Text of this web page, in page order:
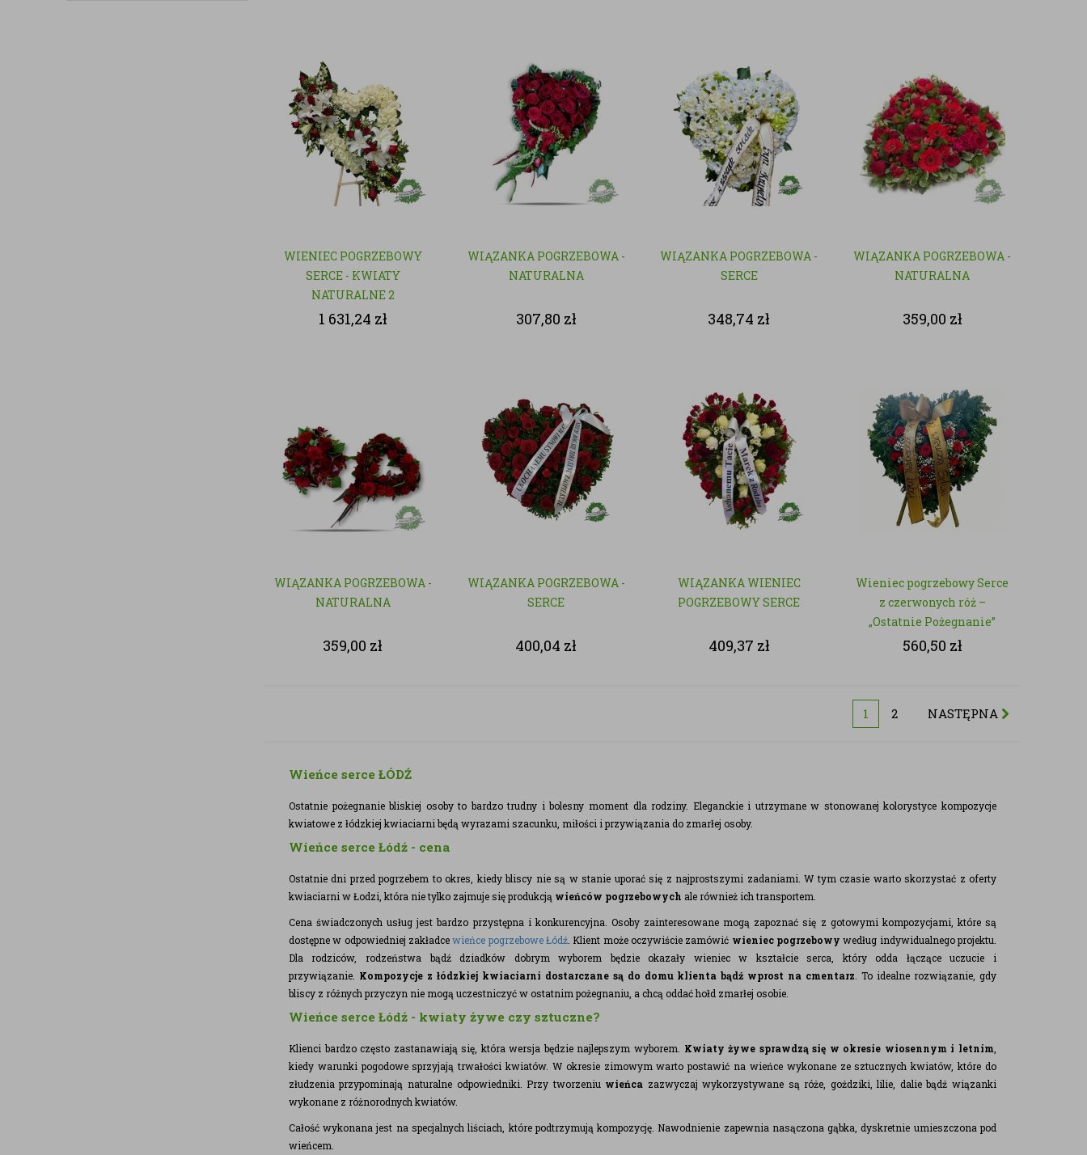
WIENIEC POGRZEBOWY
SERCE - KWIATY
NATURALNE 2
1 631,24 zł
WIĄZANKA POGRZEBOWA -
NATURALNA
307,80 zł
WIĄZANKA POGRZEBOWA -
SERCE
348,74 zł
WIĄZANKA POGRZEBOWA -
NATURALNA
359,00 zł
WIĄZANKA POGRZEBOWA -
NATURALNA
359,00 zł
WIĄZANKA POGRZEBOWA -
SERCE
400,04 zł
WIĄZANKA WIENIEC
POGRZEBOWY SERCE
409,37 zł
Wieniec pogrzebowy Serce
z czerwonych róż –
„Ostatnie Pożegnanie”
560,50 zł
1 2 NASTĘPNA
Wieńce serce ŁÓDŹ
Ostatnie pożegnanie bliskiej osoby to bardzo trudny i bolesny moment dla rodziny. Eleganckie i utrzymane w stonowanej kolorystyce kompozycje
kwiatowe z łódzkiej kwiaciarni będą wyrazami szacunku, miłości i przywiązania do zmarłej osoby.
Wieńce serce Łódź - cena
Ostatnie dni przed pogrzebem to okres, kiedy bliscy nie są w stanie uporać się z najprostszymi zadaniami. W tym czasie warto skorzystać z oferty
kwiaciarni w Łodzi, która nie tylko zajmuje się produkcją wieńców pogrzebowych ale również ich transportem.
Cena świadczonych usług jest bardzo przystępna i konkurencyjna. Osoby zainteresowane mogą zapoznać się z gotowymi kompozycjami, które są
dostępne w odpowiedniej zakładcewieńce pogrzebowe Łódź. Klient może oczywiście zamówić wieniec pogrzebowy według indywidualnego projektu.
Dla rodziców, rodzeństwa bądź dziadków dobrym wyborem będzie okazały wieniec w kształcie serca, który odda łączące uczucie i
przywiązanie. Kompozycje z łódzkiej kwiaciarni dostarczane są do domu klienta bądź wprost na cmentarz . To idealne rozwiązanie, gdy
bliscy z różnych przyczyn nie mogą uczestniczyć w ostatnim pożegnaniu, a chcą oddać hołd zmarłej osobie.
Wieńce serce Łódź - kwiaty żywe czy sztuczne?
Klienci bardzo często zastanawiają się, która wersja będzie najlepszym wyborem. Kwiaty żywe sprawdzą się w okresie wiosennym i letnim
kiedy warunki pogodowe sprzyjają trwałości kwiatów. W okresie zimowym warto postawić na wieńce wykonane ze sztucznych kwiatów, które do
złudzenia przypominają naturalne odpowiedniki. Przy tworzeniu wieńca zazwyczaj wykorzystywane są róże, goździki, lilie, dalie bądź wiązanki
wykonane z różnorodnych kwiatów.
Całość wykonana jest na specjalnych liściach, które podtrzymują kompozycję. Nawodnienie zapewnia nasączona gąbka, dyskretnie umieszczona pod
wieńcem.